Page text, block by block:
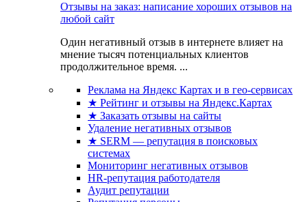
Отзывы на заказ: написание хороших отзывов на
любой сайт
Один негативный отзыв в интернете влияет на
мнение тысяч потенциальных клиентов
продолжительное время. ...
Реклама на Яндекс Картах и в гео-сервисах
★ Рейтинг и отзывы на Яндекс.Картах
★ Заказать отзывы на сайты
Удаление негативных отзывов
★ SERM — репутация в поисковых
системах
Мониторинг негативных отзывов
HR-репутация работодателя
Аудит репутации